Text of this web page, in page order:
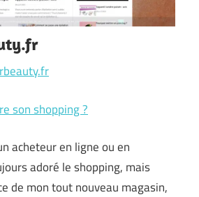
son shopping ?
acheteur en ligne ou en
adoré le shopping, mais
de mon tout nouveau magasin,